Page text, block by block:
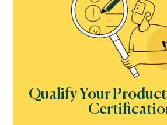
Qualify Your